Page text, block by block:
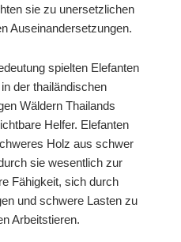
sie zu unersetzlichen
Auseinandersetzungen.
spielten Elefanten
der thailändischen
Wäldern Thailands
Helfer. Elefanten
Holz aus schwer
sie wesentlich zur
Fähigkeit, sich durch
und schwere Lasten zu
Arbeitstieren.